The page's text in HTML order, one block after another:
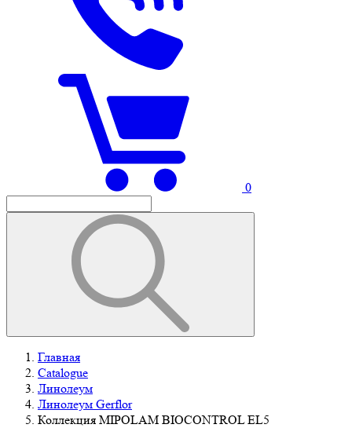
0
Главная
Catalogue
Линолеум
Линолеум Gerflor
Коллекция MIPOLAM BIOCONTROL EL5